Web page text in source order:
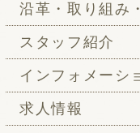
沿革・取り組み
スタッフ紹介
インフォメーシ
求人情報